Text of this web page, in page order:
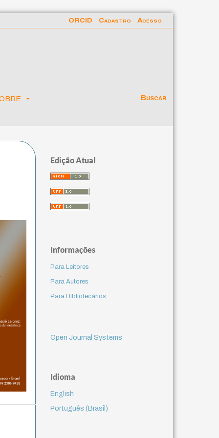
Buscar
ORCID Cadastro Acesso
Edição Atual
Informações
Para Leitores
Para Autores
Para Bibliotecários
Open Journal Systems
Idioma
English
Português (Brasil)